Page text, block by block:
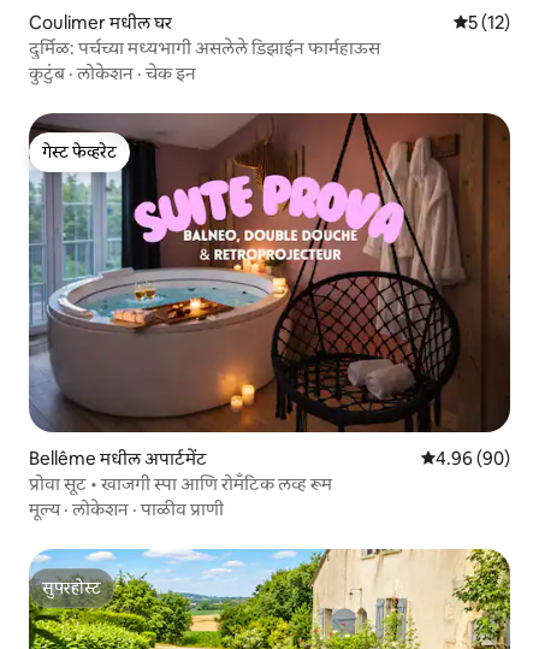
Coulimer मधील घर 5 पैकी 5
5 (12)
दुर्मिळ: पर्चच्या मध्यभागी असलेले डिझाईन फार्महाऊस
कुटुंब·लोकेशन ·चेक इन
गेस्ट फेव्हरेट
गेस्ट फेव्हरेट
Bellême मधील अपार्टमेंट 5 पैकी 4.96
4.96 (90)
प्रोवा सूट • खाजगी स्पा आणि रोमँटिक लव्ह रूम
मूल्य·लोकेशन ·पाळीव प्राणी
सुपरहोस्ट
सुपरहोस्ट